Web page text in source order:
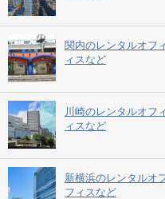
関内のレンタルオフ
ィスなど
川崎のレンタルオフ
ィスなど
新横浜のレンタルオ
フィスなど